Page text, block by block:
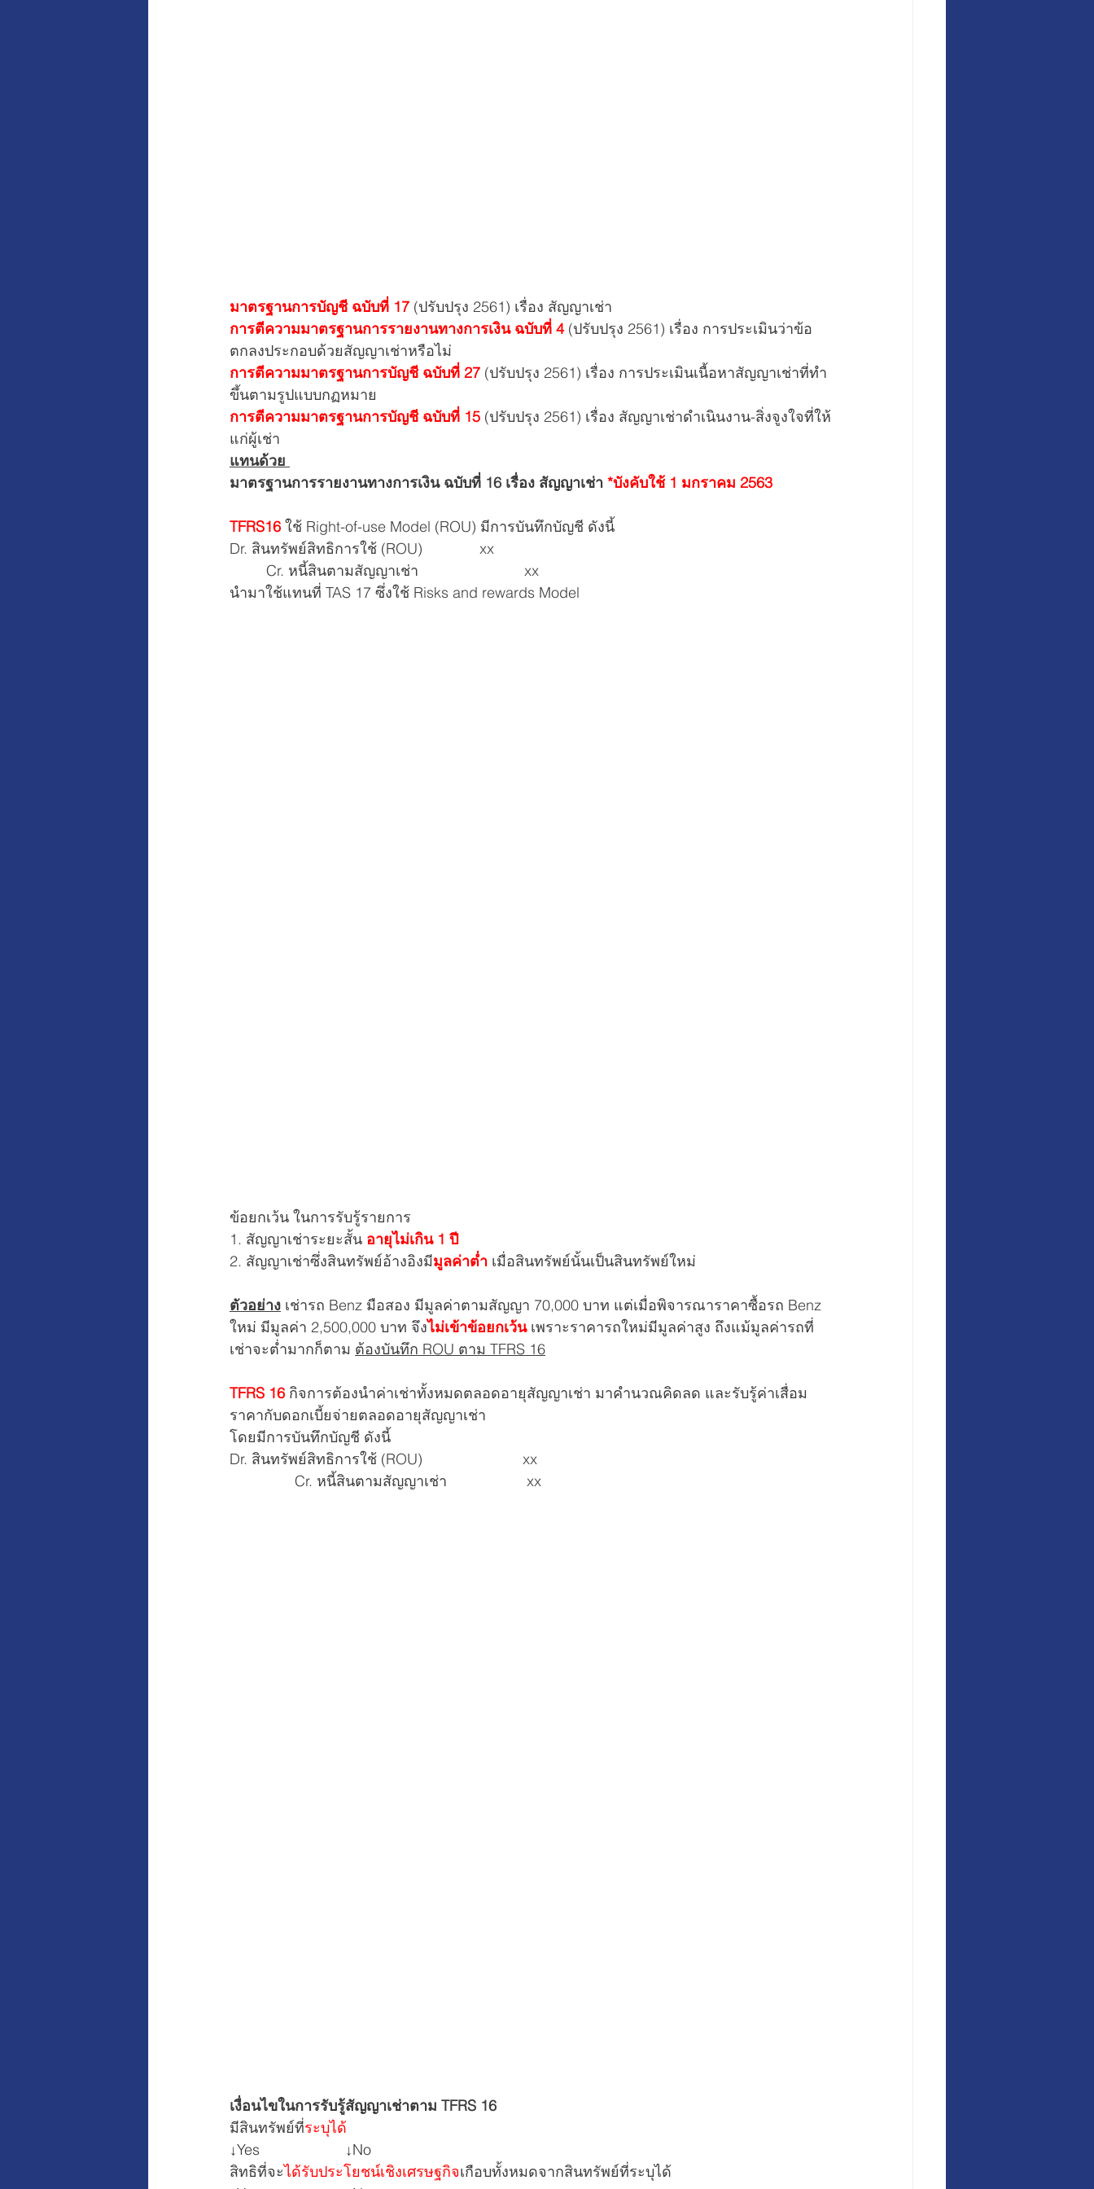
มาตรฐานการบัญชี ฉบับที่ 17 (ปรับปรุง 2561) เรื่อง สัญญาเช่า
การตีความมาตรฐานการรายงานทางการเงิน ฉบับที่ 4 (ปรับปรุง 2561) เรื่อง การประเมินว่าข้อ
ตกลงประกอบด้วยสัญญาเช่าหรือไม่
การตีความมาตรฐานการบัญชี ฉบับที่ 27 (ปรับปรุง 2561) เรื่อง การประเมินเนื้อหาสัญญาเช่าที่ทำ
ขึ้นตามรูปแบบกฏหมาย
การตีความมาตรฐานการบัญชี ฉบับที่ 15 (ปรับปรุง 2561) เรื่อง สัญญาเช่าดำเนินงาน-สิ่งจูงใจที่ให้
แก่ผู้เช่า
แทนด้วย
มาตรฐานการรายงานทางการเงิน ฉบับที่ 16 เรื่อง สัญญาเช่า *บังคับใช้ 1 มกราคม 2563
TFRS16 ใช้ Right-of-use Model (ROU) มีการบันทึกบัญชี ดังนี้
Dr. สินทรัพย์สิทธิการใช้ (ROU)              xx
         Cr. หนี้สินตามสัญญาเช่า                          xx
นำมาใช้แทนที่ TAS 17 ซึ่งใช้ Risks and rewards Model
ข้อยกเว้น ในการรับรู้รายการ
1. สัญญาเช่าระยะสั้น อายุไม่เกิน 1 ปี
2. สัญญาเช่าซึ่งสินทรัพย์อ้างอิงมีมูลค่าต่ำ เมื่อสินทรัพย์นั้นเป็นสินทรัพย์ใหม่
ตัวอย่าง เช่ารถ Benz มือสอง มีมูลค่าตามสัญญา 70,000 บาท แต่เมื่อพิจารณาราคาซื้อรถ Benz
ใหม่ มีมูลค่า 2,500,000 บาท จึงไม่เข้าข้อยกเว้น เพราะราคารถใหม่มีมูลค่าสูง ถึงแม้มูลค่ารถที่
เช่าจะต่ำมากก็ตาม ต้องบันทึก ROU ตาม TFRS 16
TFRS 16 กิจการต้องนำค่าเช่าทั้งหมดตลอดอายุสัญญาเช่า มาคำนวณคิดลด และรับรู้ค่าเสื่อม
ราคากับดอกเบี้ยจ่ายตลอดอายุสัญญาเช่า
โดยมีการบันทึกบัญชี ดังนี้
Dr. สินทรัพย์สิทธิการใช้ (ROU) 			xx
Cr. หนี้สินตามสัญญาเช่า			 xx
เงื่อนไขในการรับรู้สัญญาเช่าตาม TFRS 16
มีสินทรัพย์ที่ระบุได้
↓Yes                     ↓No
สิทธิที่จะได้รับประโยชน์เชิงเศรษฐกิจเกือบทั้งหมดจากสินทรัพย์ที่ระบุได้